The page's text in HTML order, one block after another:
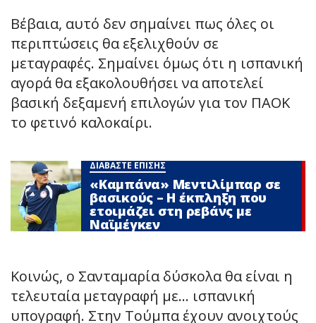
Βέβαια, αυτό δεν σημαίνει πως όλες οι
περιπτώσεις θα εξελιχθούν σε
μεταγραφές. Σημαίνει όμως ότι η ισπανική
αγορά θα εξακολουθήσει να αποτελεί
βασική δεξαμενή επιλογών για τον ΠΑΟΚ
το φετινό καλοκαίρι.
ΔΙΑΒΑΣΤΕ ΕΠΙΣΗΣ
«Καμπάνα» Μεντιλίμπαρ σε
βασικούς – Η έκπληξη που
ετοιμάζει στη ρεβάνς με
Ναϊμέγκεν
Κοινώς, ο Σανταμαρία δύσκολα θα είναι η
τελευταία μεταγραφή με… ισπανική
υπογραφή. Στην Τούμπα έχουν ανοιχτούς